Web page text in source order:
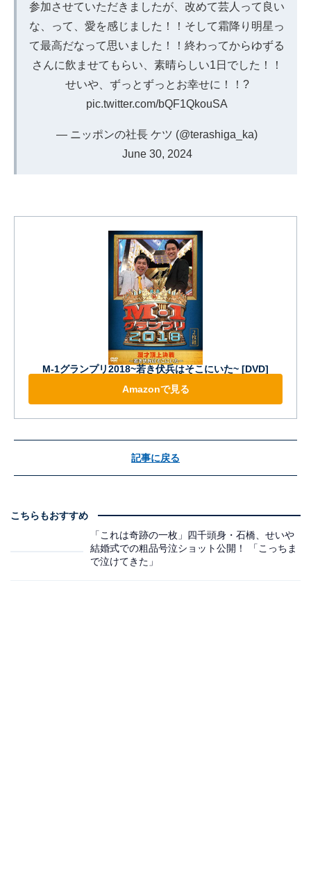
参加させていただきましたが、改めて芸人って良い
な、って、愛を感じました！！そして霜降り明星っ
て最高だなって思いました！！終わってからゆずる
さんに飲ませてもらい、素晴らしい1日でした！！
せいや、ずっとずっとお幸せに！！?
pic.twitter.com/bQF1QkouSA
— ニッポンの社長 ケツ (@terashiga_ka)
June 30, 2024
M-1グランプリ2018~若き伏兵はそこにいた~ [DVD]
Amazonで見る
記事に戻る
こちらもおすすめ
「これは奇跡の一枚」四千頭身・石橋、せいや
結婚式での粗品号泣ショット公開！ 「こっちま
で泣けてきた」